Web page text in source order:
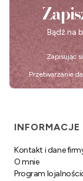
Bądź na
Zapisując
Przetwarzanie
Linki w
INFORMACJE
Kontakt i dane
O mnie
Program